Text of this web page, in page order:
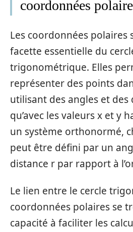
coordonnées
Les coordonnées polaires
facette essentielle du
trigonométrique. Elles
représenter des points
utilisant des angles et
qu’avec les valeurs x et y
un système orthonormé,
peut être défini par un
distance r par rapport à
Le lien entre le cercle
coordonnées polaires se
capacité à faciliter les